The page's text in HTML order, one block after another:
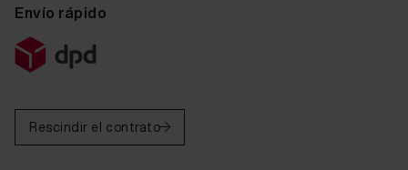
Envío rápido
Rescindir el contrato